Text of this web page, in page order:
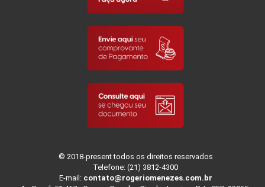
© 2018-present todos os direitos reservados
Telefone: (21) 3812-4300
E-mail: contato@rogeriomenezes.com.br